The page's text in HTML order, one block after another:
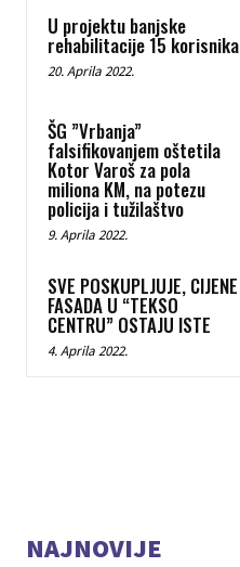
U projektu banjske
rehabilitacije 15 korisnika
20. Aprila 2022.
ŠG ”Vrbanja”
falsifikovanjem oštetila
Kotor Varoš za pola
miliona KM, na potezu
policija i tužilaštvo
9. Aprila 2022.
SVE POSKUPLJUJE, CIJENE
FASADA U “TEKSO
CENTRU” OSTAJU ISTE
4. Aprila 2022.
NAJNOVIJE